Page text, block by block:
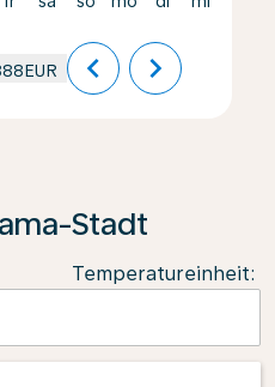
chevron_left chevron_right
Stadt
Temperatureinheit: